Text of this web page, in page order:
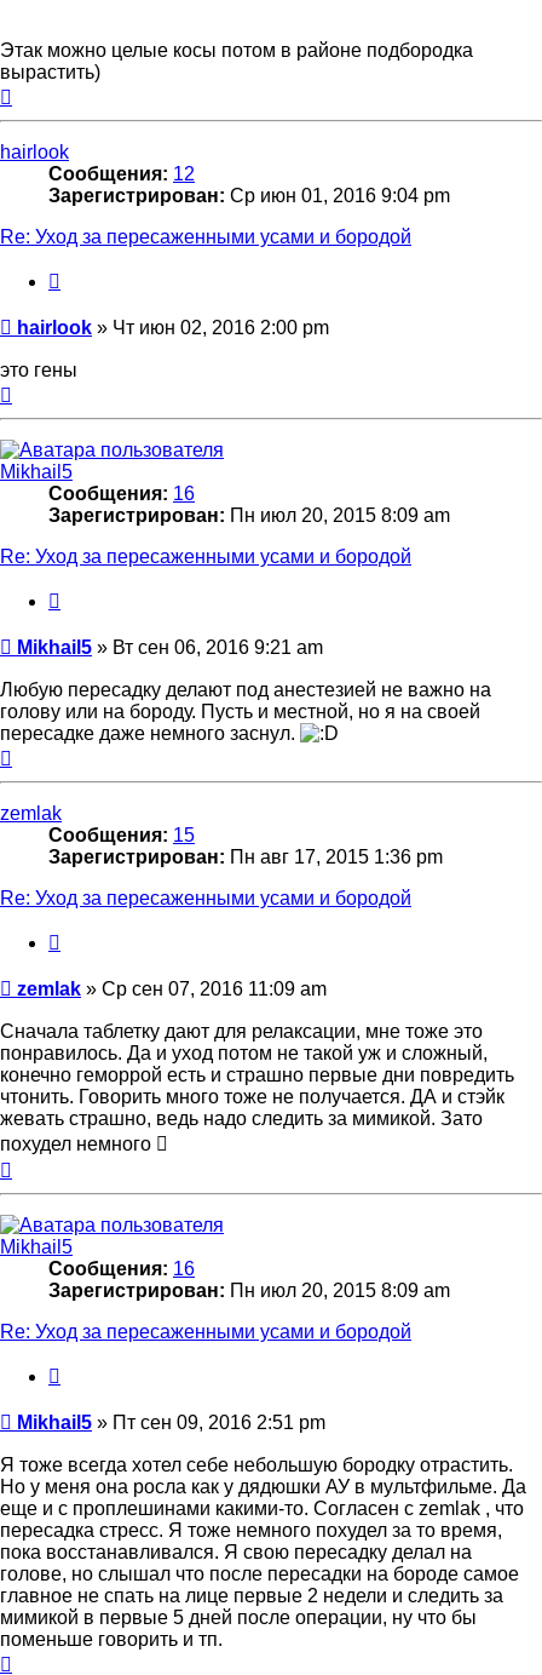
Этак можно целые косы потом в районе подбородка
вырастить)
hairlook
Сообщения: 12
Зарегистрирован: Ср июн 01, 2016 9:04 pm
Re: Уход за пересаженными усами и бородой
Сообщение
hairlook » Чт июн 02, 2016 2:00 pm
это гены
Mikhail5
Сообщения: 16
Зарегистрирован: Пн июл 20, 2015 8:09 am
Re: Уход за пересаженными усами и бородой
Сообщение
Mikhail5 » Вт сен 06, 2016 9:21 am
Любую пересадку делают под анестезией не важно на
голову или на бороду. Пусть и местной, но я на своей
пересадке даже немного заснул.
zemlak
Сообщения: 15
Зарегистрирован: Пн авг 17, 2015 1:36 pm
Re: Уход за пересаженными усами и бородой
Сообщение
zemlak » Ср сен 07, 2016 11:09 am
Сначала таблетку дают для релаксации, мне тоже это
понравилось. Да и уход потом не такой уж и сложный,
конечно геморрой есть и страшно первые дни повредить
чтонить. Говорить много тоже не получается. ДА и стэйк
жевать страшно, ведь надо следить за мимикой. Зато
похудел немного 
Mikhail5
Сообщения: 16
Зарегистрирован: Пн июл 20, 2015 8:09 am
Re: Уход за пересаженными усами и бородой
Сообщение
Mikhail5 » Пт сен 09, 2016 2:51 pm
Я тоже всегда хотел себе небольшую бородку отрастить.
Но у меня она росла как у дядюшки АУ в мультфильме. Да
еще и с проплешинами какими-то. Согласен с zemlak , что
пересадка стресс. Я тоже немного похудел за то время,
пока восстанавливался. Я свою пересадку делал на
голове, но слышал что после пересадки на бороде самое
главное не спать на лице первые 2 недели и следить за
мимикой в первые 5 дней после операции, ну что бы
поменьше говорить и тп.